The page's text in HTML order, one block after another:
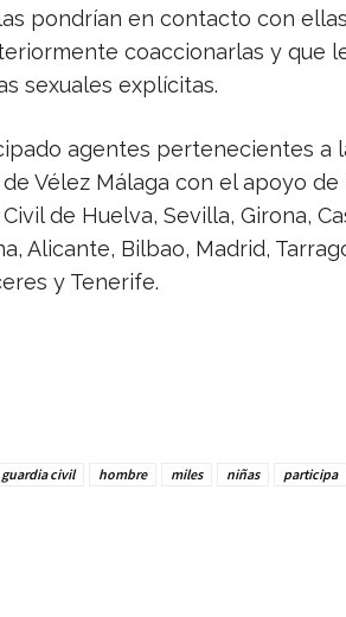
pondrían en contacto con
coaccionarlas y que
sexuales explícitas.
agentes pertenecientes a
Vélez Málaga con el apoyo de
de Huelva, Sevilla, Girona,
Alicante, Bilbao, Madrid,
y Tenerife.
guardia civil hombre miles niñas participa